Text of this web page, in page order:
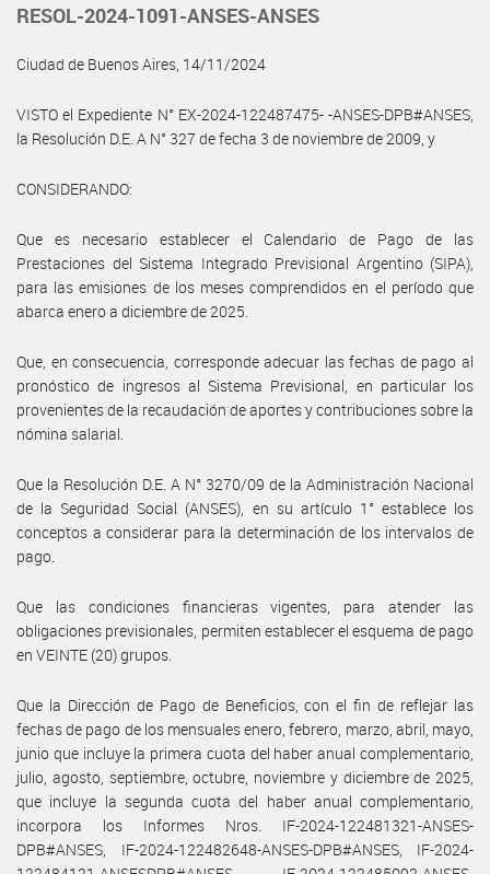
RESOL-2024-1091-ANSES-ANSES
Ciudad de Buenos Aires, 14/11/2024
VISTO el Expediente N° EX-2024-122487475- -ANSES-DPB#ANSES,
la Resolución D.E. A N° 327 de fecha 3 de noviembre de 2009, y
CONSIDERANDO:
Que es necesario establecer el Calendario de Pago de las
Prestaciones del Sistema Integrado Previsional Argentino (SIPA),
para las emisiones de los meses comprendidos en el período que
abarca enero a diciembre de 2025.
Que, en consecuencia, corresponde adecuar las fechas de pago al
pronóstico de ingresos al Sistema Previsional, en particular los
provenientes de la recaudación de aportes y contribuciones sobre la
nómina salarial.
Que la Resolución D.E. A N° 3270/09 de la Administración Nacional
de la Seguridad Social (ANSES), en su artículo 1° establece los
conceptos a considerar para la determinación de los intervalos de
pago.
Que las condiciones financieras vigentes, para atender las
obligaciones previsionales, permiten establecer el esquema de pago
en VEINTE (20) grupos.
Que la Dirección de Pago de Beneficios, con el fin de reflejar las
fechas de pago de los mensuales enero, febrero, marzo, abril, mayo,
junio que incluye la primera cuota del haber anual complementario,
julio, agosto, septiembre, octubre, noviembre y diciembre de 2025,
que incluye la segunda cuota del haber anual complementario,
incorpora los Informes Nros. IF-2024-122481321-ANSES-
DPB#ANSES, IF-2024-122482648-ANSES-DPB#ANSES, IF-2024-